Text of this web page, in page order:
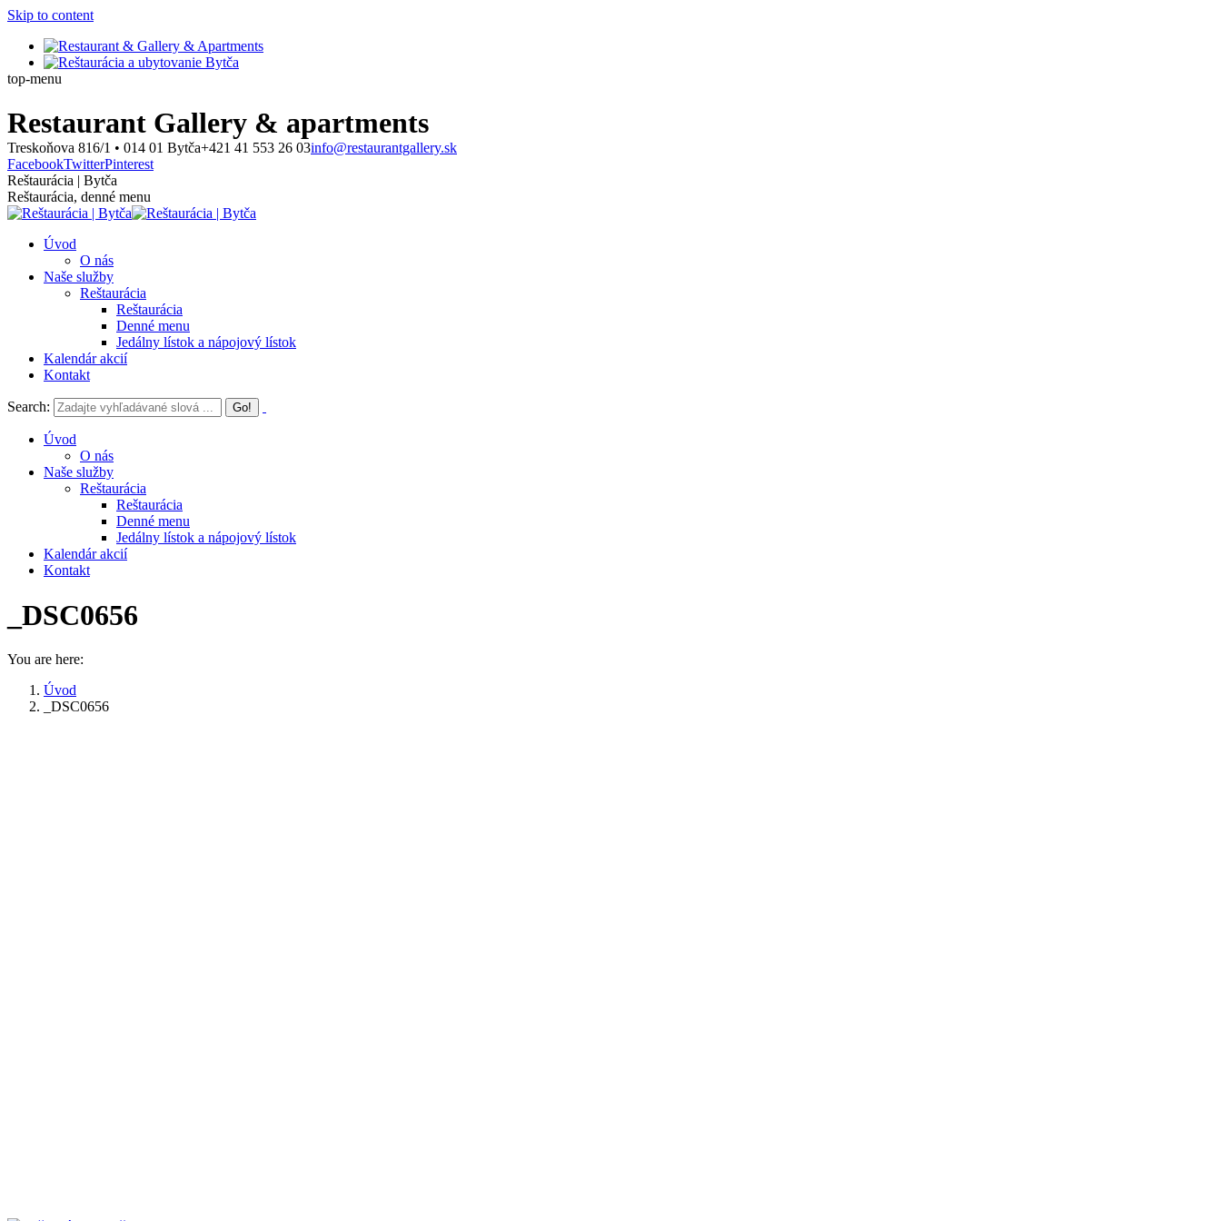
Skip to content
top-menu
Restaurant Gallery & apartments
Treskoňova 816/1 • 014 01 Bytča+421 41 553 26 03info@restaurantgallery.sk
FacebookTwitterPinterest
Reštaurácia | Bytča
Reštaurácia, denné menu
Úvod
O nás
Naše služby
Reštaurácia
Reštaurácia
Denné menu
Jedálny lístok a nápojový lístok
Kalendár akcií
Kontakt
Search:
Úvod
O nás
Naše služby
Reštaurácia
Reštaurácia
Denné menu
Jedálny lístok a nápojový lístok
Kalendár akcií
Kontakt
_DSC0656
You are here:
Úvod
_DSC0656